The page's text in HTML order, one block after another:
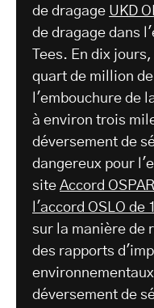
de dragage UKD
de dragage dans
Tees. En dix
quart de million
l'embouchure de
à environ trois
déversement de
dangereux pour
site Accord
l'accord OSLO de
sur la manière de
des rapports
déversement de